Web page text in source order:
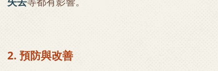
2. 預防與改善